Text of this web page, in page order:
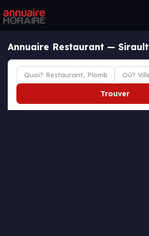
Annuaire Restaurant — Sirault
Trouver